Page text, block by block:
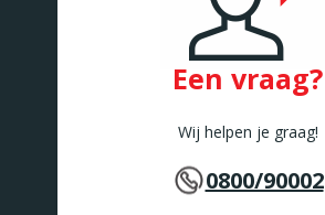
Een vraag?
Wij helpen je graag!
0800/90002